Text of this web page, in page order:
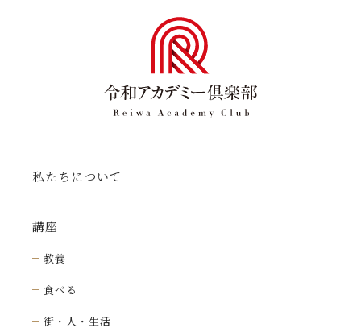
私たちについて
講座
教養
食べる
街・人・生活